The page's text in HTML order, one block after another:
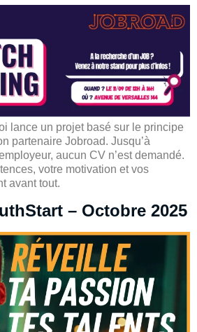
lance un projet basé sur le principe
partenaire Jobroad. Jusqu’à
aucun CV n’est demandé.
votre motivation et vos
avant tout.
– Octobre 2025